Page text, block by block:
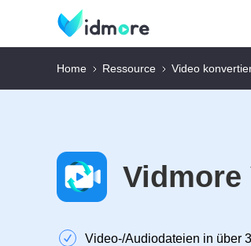
Home Ressource Video
Vidmore
Video‑/Audiodateien in über